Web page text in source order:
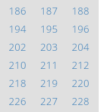
186 187
188
194 195
196
202 203
204
210 211
212
218 219
220
226 227
228